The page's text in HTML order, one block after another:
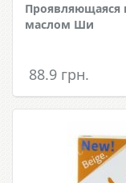
Проявляющаяся
маслом Ши
88.9 грн.